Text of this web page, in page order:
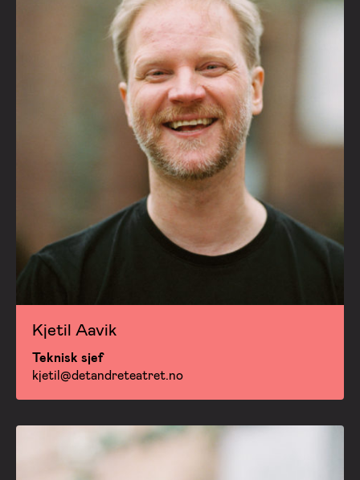
Kjetil Aavik
Teknisk sjef
kjetil@detandreteatret.no